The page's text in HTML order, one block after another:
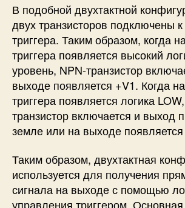
В подобной двухтактной
двух транзисторов подключены
триггера. Таким образом, когда
триггера появляется высокий
уровень, NPN-транзистор
выходе появляется +V1. Когда
триггера появляется логика
транзистор включается и выход
земле или на выходе
Таким образом, двухтактная
используется для получения
сигнала на выходе с помощью
управления триггером.